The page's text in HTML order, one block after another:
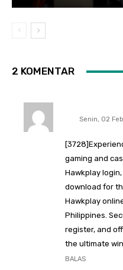
2 KOMENTAR
Senin, 02
gaming and
Hawkplay
download for
Hawkplay
Philippines.
register, and
the ultimate
BALAS